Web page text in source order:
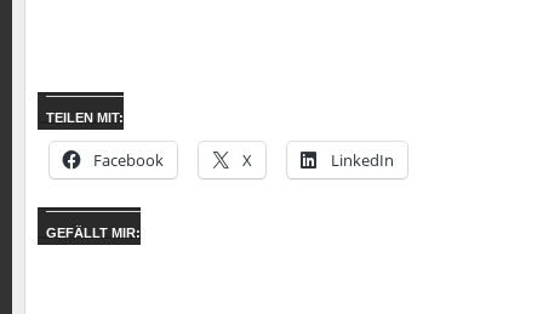
TEILEN MIT:
Facebook X LinkedIn
GEFÄLLT MIR: